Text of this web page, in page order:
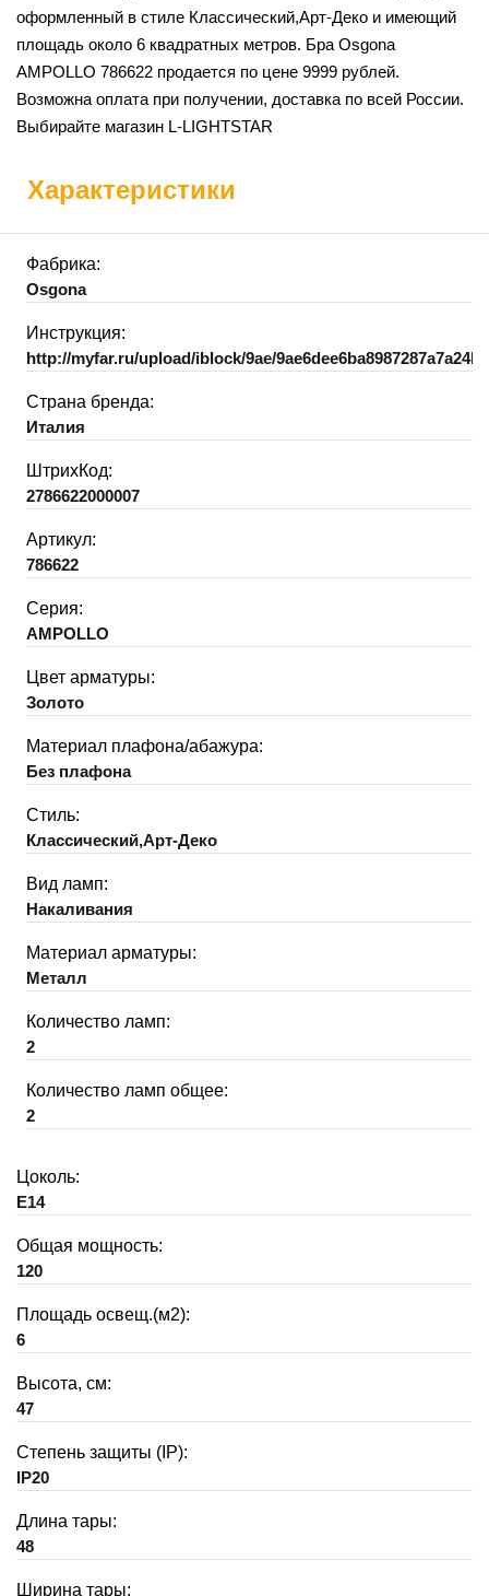
оформленный в стиле Классический,Арт-Деко и имеющий
площадь около 6 квадратных метров. Бра Osgona
AMPOLLO 786622 продается по цене 9999 рублей.
Возможна оплата при получении, доставка по всей России.
Выбирайте магазин L-LIGHTSTAR
Характеристики
Фабрика:
Osgona
Инструкция:
http://myfar.ru/upload/iblock/9ae/
Страна бренда:
Италия
ШтрихКод:
2786622000007
Артикул:
786622
Серия:
AMPOLLO
Цвет арматуры:
Золото
Материал плафона/абажура:
Без плафона
Стиль:
Классический,Арт-Деко
Вид ламп:
Накаливания
Материал арматуры:
Металл
Количество ламп:
2
Количество ламп общее:
2
Цоколь:
E14
Общая мощность:
120
Площадь освещ.(м2):
6
Высота, см:
47
Степень защиты (IP):
IP20
Длина тары:
48
Ширина тары: